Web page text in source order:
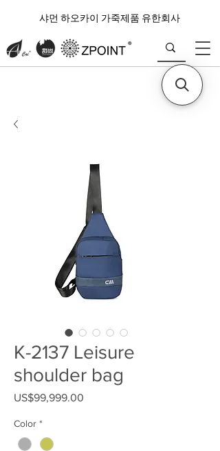
샤먼 하오카이 가죽제품 유한회사
K-2137 Leisure
shoulder bag
US$99,999.00
Color *